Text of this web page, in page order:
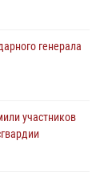
генерала
участников